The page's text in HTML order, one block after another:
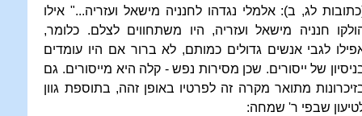
לג, ב): אלמלי נגדהו לחנניה מישאל ועזריה..." אילו
חנניה מישאל ועזריה, היו משתחווים לצלם. כלומר,
לגבי אנשים גדולים כמותם, לא ברור אם היו עומדים
של ייסורים. שכן מסירות נפש - קלה היא מייסורים. גם
מתואר מקרה זה לפרטיו באופן זהה, בתוספת גוון
שבפי ר' שמחה: